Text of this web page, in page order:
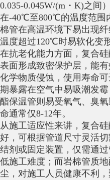
0.035-0.045W/(m・K)之间
在-40℃至800℃的温度范围
棉管在高温环境下易出现
温度超过120℃时易软化变形
在抗老化能力方面，复合
表面形成致密保护层，能
化学物质侵蚀，使用寿命
期暴露在空气中易吸潮发
酯保温管则易受氧气、臭
命通常仅8-12年。
从施工适应性来讲，复合
好，可根据管道尺寸灵活
结剂或固定装置，仅需通
低施工难度；而岩棉管质
尘，对施工人员健康不利